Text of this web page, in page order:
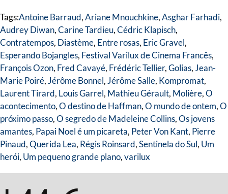
Tags:Antoine Barraud,Ariane Mnouchkine,Asghar Farhadi,
Audrey Diwan,Carine Tardieu,Cédric Klapisch,
Contratempos, Diastème, Entre rosas, Eric Gravel,
Esperando Bojangles, Festival Varilux de Cinema Francês,
François Ozon, Fred Cavayé, Frédéric Tellier,Golias, Jean-
Marie Poiré, Jérôme Bonnel, Jérôme Salle, Kompromat,
Laurent Tirard, Louis Garrel, Mathieu Gérault, Molière,O
acontecimento,O destino de Haffman,O mundo de ontem,O
próximo passo,O segredo de Madeleine Collins,Os jovens
amantes, Papai Noel é um picareta, Peter Von Kant, Pierre
Pinaud,Querida Lea, Régis Roinsard,Sentinela do Sul, Um
herói, Um pequeno grande plano,varilux